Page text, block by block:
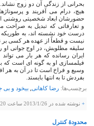
بحرانی از زندگی آن دو زوج
هیچ، درام می آفریند و
حضورشان ابعاد شخصیتی روشنی
و تعارفاتی که تبدیل به صراحت
درست خود نشسته اند، به طوریکه
نیست و قطعاً از عهده هر کسی بر
سلیقه مطلوبش، در اوج جوانی او
ایران رسانده که هر بار می
فیلمسازی او به گونه ای است که
وسیع و فراخ است تا در آن به هر
بفردش تا به انتها بایستد.
برچسب‌ها: رضا کاهانی, بیخود و
+ نوشته شده در 2013/1/26 ساعت 23:20 توسط Arash Siavash |
محدودۀ کنترل